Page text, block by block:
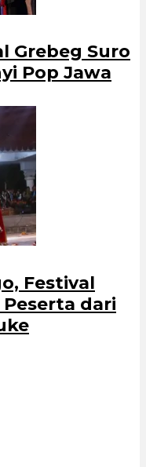
Grebeg Suro
Pop Jawa
Festival
dari